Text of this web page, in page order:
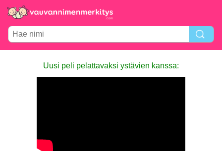
Uusi peli pelattavaksi ystävien kanssa: